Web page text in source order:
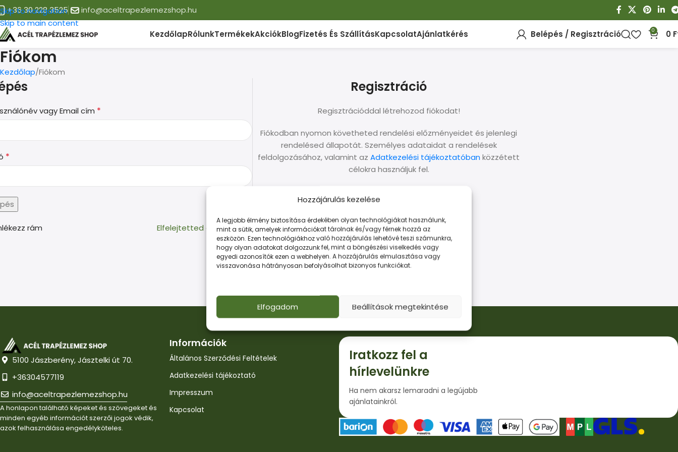
Hozzájárulás kezelése
A legjobb élmény biztosítása érdekében olyan technológiákat használunk,
mint a sütik, amelyek információkat tárolnak és/vagy férnek hozzá az
eszközön. Ezen technológiákhoz való hozzájárulás lehetővé teszi számunkra,
hogy olyan adatokat dolgozzunk fel, mint a böngészési viselkedés vagy
egyedi azonosítók ezen a webhelyen. A hozzájárulás elmulasztása vagy
visszavonása hátrányosan befolyásolhat bizonyos funkciókat.
Elfogadom Beállítások megtekintése
Skip to navigation
Skip to main content
+36 30 228 3525 info@aceltrapezlemezshop.hu
KezdőlapRólunkTermékekAkciókBlogFizetés És SzállításKapcsolatAjánlatkérés Belépés / Regisztráció 0 0
Fiókom
Kezdőlap Fiókom
vagy Email cím *
*
Elfelejtetted a jelszavad?
rám
Regisztráció
Regisztrációddal létrehozod fiókodat!
Fiókodban nyomon követheted rendelési előzményeidet és jelenlegi
rendelésed állapotát. Személyes adataidat a rendelések
feldolgozásához, valamint az Adatkezelési tájékoztatóbanközzétett
célokra használjuk fel.
5100 Jászberény, Jásztelki út 70.
+36304577119
info@aceltrapezlemezshop.hu
A honlapon található képeket és szövegeket és
minden egyéb információt szerzői jogok védik,
azok felhasználása engedélyköteles.
Információk
Általános Szerződési Feltételek
Adatkezelési tájékoztató
Impresszum
Kapcsolat
Iratkozz fel a
hírlevelünkre
Ha nem akarsz lemaradni a legújabb
ajánlatainkról.